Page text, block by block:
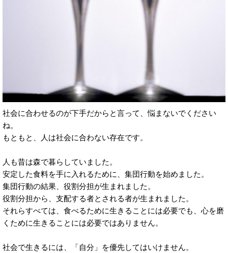
社会に合わせるのが下手だからと言って、悩まないでください
ね。
もともと、人は社会に合わない存在です。
人も昔は森で暮らしていました。
安定した食料を手に入れるために、集団行動を始めました。
集団行動の結果、役割分担が生まれました。
役割分担から、支配する者とされる者が生まれました。
それらすべては、食べるために生きることには必要でも、心を磨
くために生きることには必要ではありません。
社会で生きるには、「自分」を優先してはいけません。